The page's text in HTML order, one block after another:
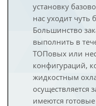
установку
нас уходит чуть
Большинство
выполнить в
ТОПовых или
конфигураций,
жидкостным
осуществляется
имеются